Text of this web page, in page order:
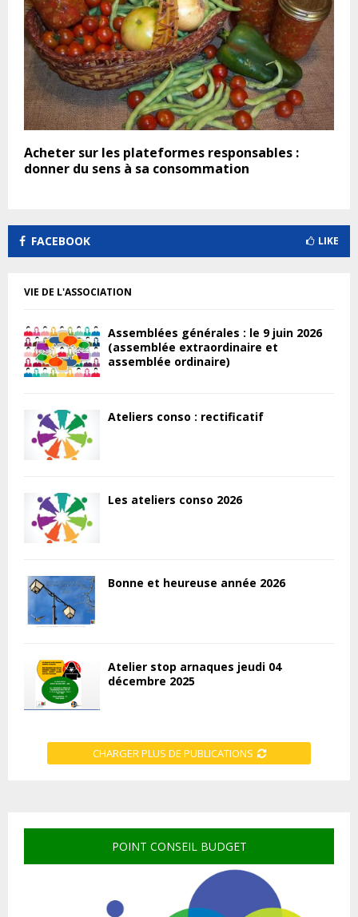
Acheter sur les plateformes responsables :
donner du sens à sa consommation
FACEBOOK LIKE
VIE DE L'ASSOCIATION
Assemblées générales : le 9 juin 2026
(assemblée extraordinaire et
assemblée ordinaire)
Ateliers conso : rectificatif
Les ateliers conso 2026
Bonne et heureuse année 2026
Atelier stop arnaques jeudi 04
décembre 2025
CHARGER PLUS DE PUBLICATIONS
POINT CONSEIL BUDGET